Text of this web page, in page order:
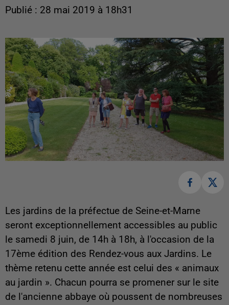
Publié : 28 mai 2019 à 18h31
Les jardins de la préfectue de Seine-et-Marne
seront exceptionnellement accessibles au public
le samedi 8 juin, de 14h à 18h, à l'occasion de la
17ème édition des Rendez-vous aux Jardins. Le
thème retenu cette année est celui des « animaux
au jardin ». Chacun pourra se promener sur le site
de l'ancienne abbaye où poussent de nombreuses